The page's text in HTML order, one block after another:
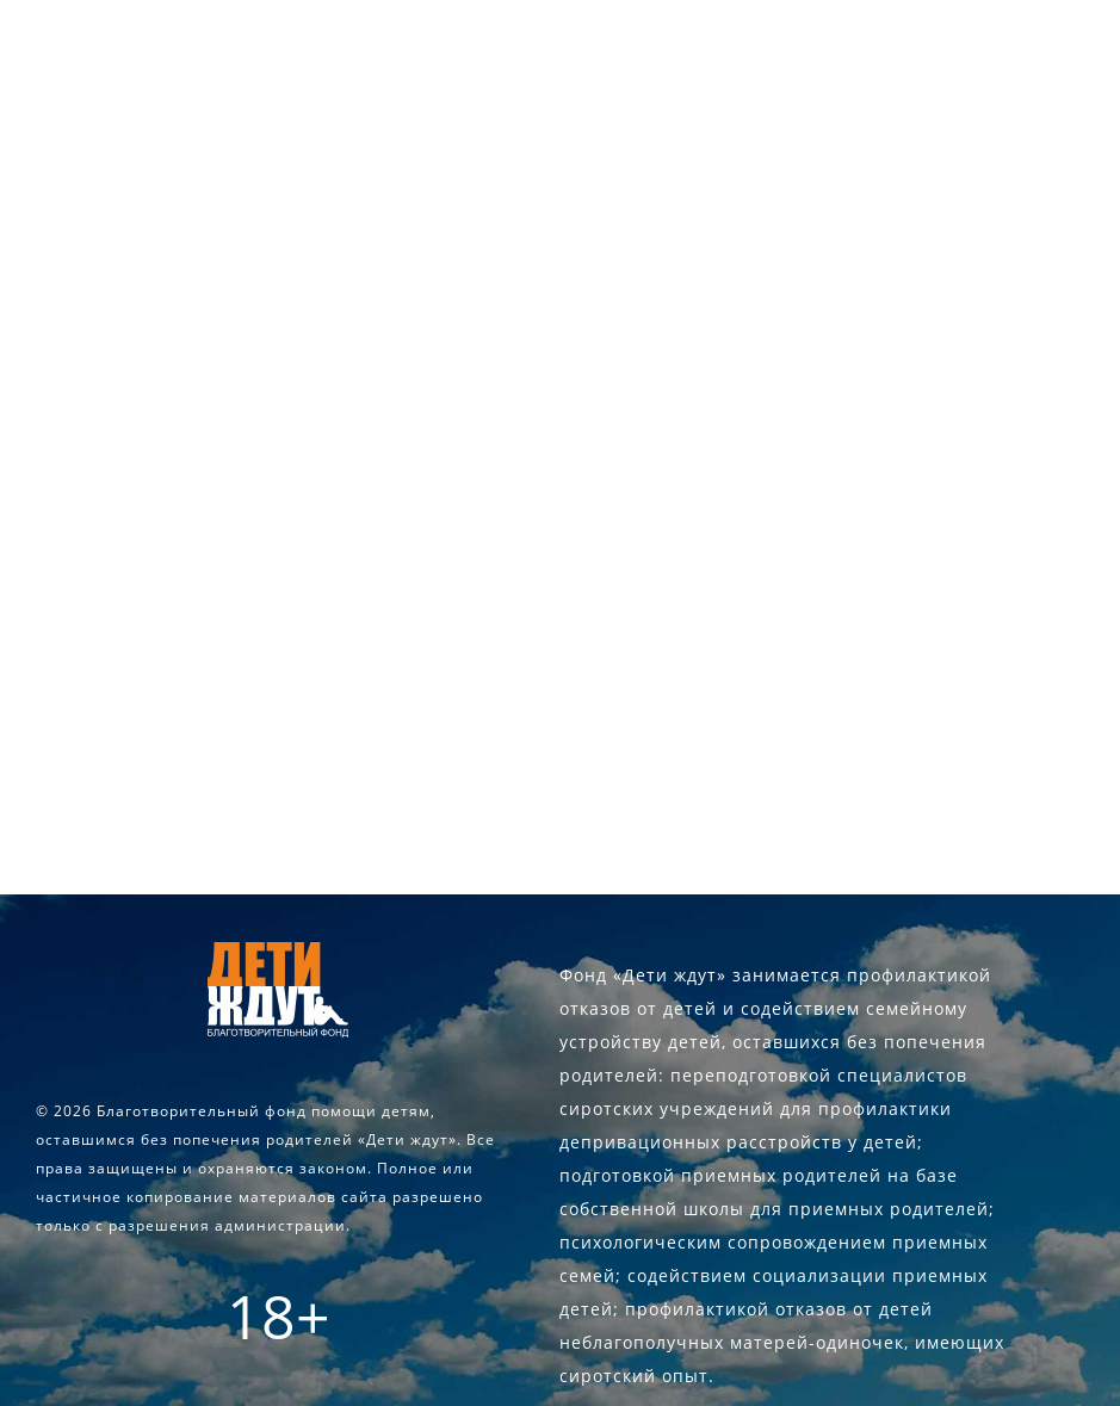
© 2026 Благотворительный фонд помощи детям,
оставшимся без попечения родителей «Дети ждут». Все
права защищены и охраняются законом. Полное или
частичное копирование материалов сайта разрешено
только с разрешения администрации.
18+
Фонд «Дети ждут» занимается профилактикой
отказов от детей и содействием семейному
устройству детей, оставшихся без попечения
родителей: переподготовкой специалистов
сиротских учреждений для профилактики
депривационных расстройств у детей;
подготовкой приемных родителей на базе
собственной школы для приемных родителей;
психологическим сопровождением приемных
семей; содействием социализации приемных
детей; профилактикой отказов от детей
неблагополучных матерей-одиночек, имеющих
сиротский опыт.